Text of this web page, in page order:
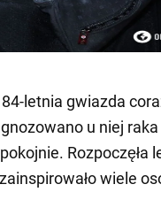
letnia gwiazda
u niej
Rozpoczęła
wiele